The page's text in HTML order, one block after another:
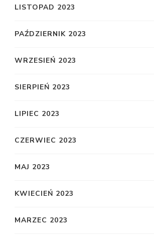
LISTOPAD 2023
PAŹDZIERNIK 2023
WRZESIEŃ 2023
SIERPIEŃ 2023
LIPIEC 2023
CZERWIEC 2023
MAJ 2023
KWIECIEŃ 2023
MARZEC 2023